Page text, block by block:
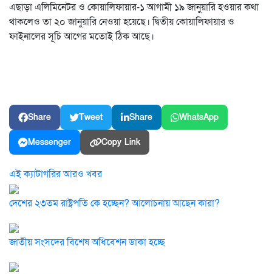
এছাড়া এলিমিনেটর ও কোয়ালিফায়ার-১ আগামী ১৯ জানুয়ারি হওয়ার কথা
থাকলেও তা ২০ জানুয়ারি নেওয়া হয়েছে। দ্বিতীয় কোয়ালিফায়ার ও
ফাইনালের সূচি আগের মতোই ঠিক আছে।
Share Tweet Share WhatsApp
Messenger Copy Link
এই ক্যাটাগরির আরও খবর
দেশের ২৩তম রাষ্ট্রপতি কে হচ্ছেন? আলোচনায় আছেন কারা?
জাতীয় সংসদের বিশেষ অধিবেশন ডাকা হচ্ছে